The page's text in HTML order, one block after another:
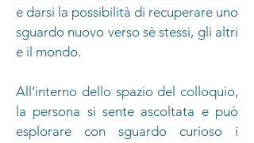
e darsi la possibilità di recuperare uno
sguardo nuovo verso sè stessi, gli altri
e il mondo.
All’interno dello spazio del colloquio,
la persona si sente ascoltata e può
esplorare con sguardo curioso i